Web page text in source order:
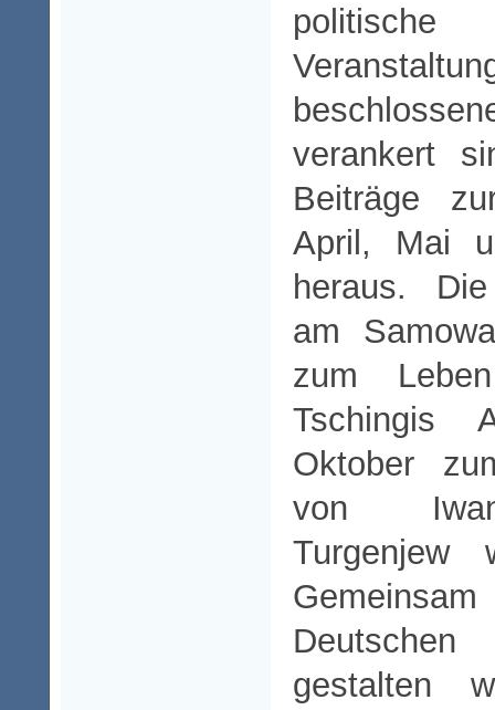
verankert
Beiträge
April, Mai
heraus.
am
zum
Tschingis
Oktober
von
Turgenjew
gestalten